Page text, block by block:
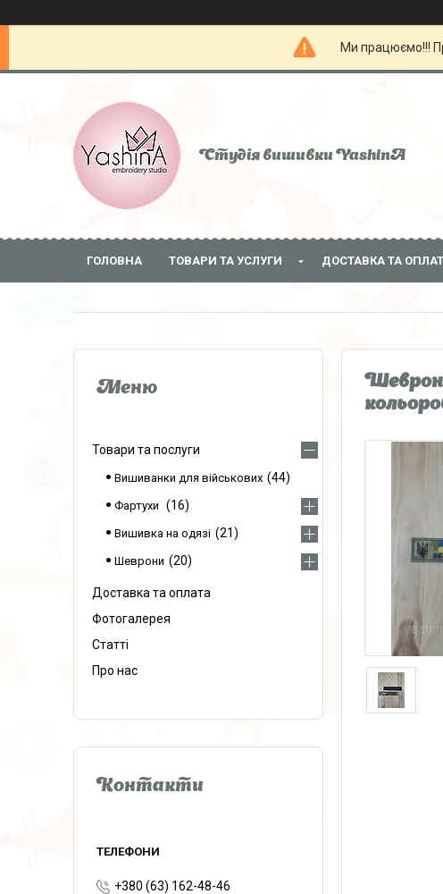
Ми працюємо!!!
Студія вишивки YashinA
ГОЛОВНА ТОВАРИ ТА УСЛУГИ ДОСТАВКА ТА
Шеврон
Товари та послуги
Вишиванки для військових 44
Фартухи 16
Вишивка на одязі 21
Шеврони 20
Доставка та оплата
Фотогалерея
Статті
Про нас
Контакти
+380 (63) 162-48-46